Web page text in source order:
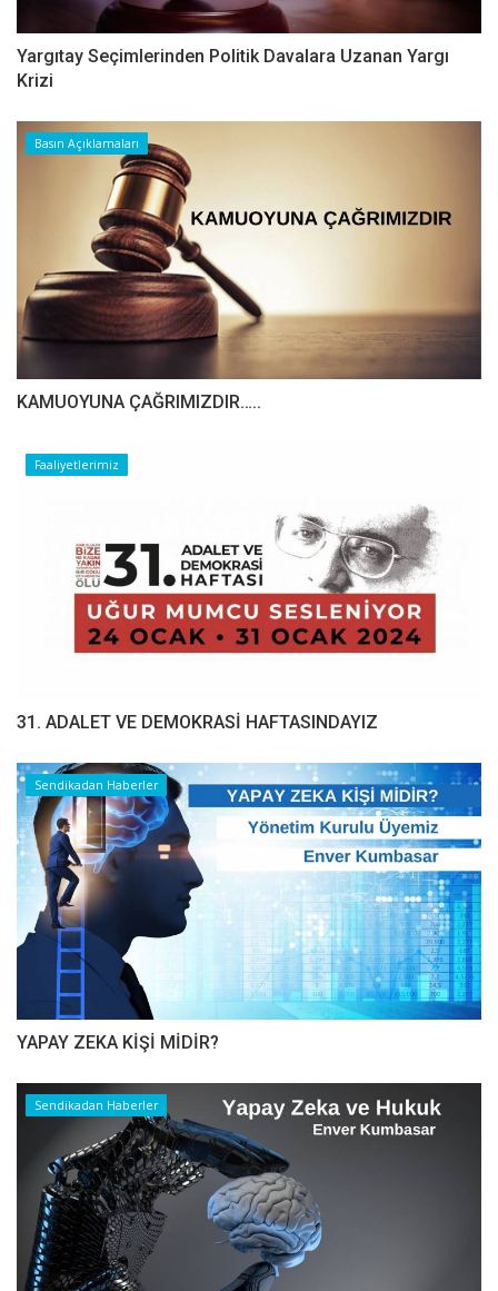
Yargıtay Seçimlerinden Politik Davalara Uzanan Yargı
Krizi
Basın Açıklamaları
​​​​​​​KAMUOYUNA ÇAĞRIMIZDIR…..
Faaliyetlerimiz
31. ADALET VE DEMOKRASİ HAFTASINDAYIZ
Sendikadan Haberler
YAPAY ZEKA KİŞİ MİDİR?
Sendikadan Haberler